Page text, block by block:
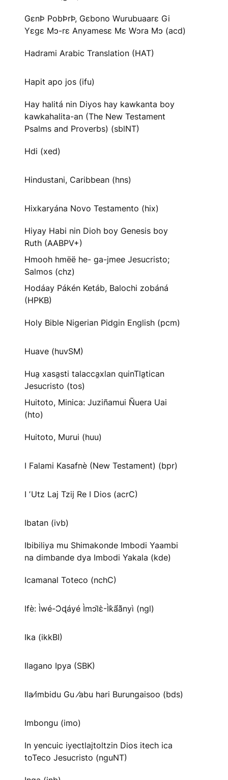
GɛnÞ PobÞrÞ, Gɛbono Wurubuaarɛ Gi
Yɛgɛ Mɔ-rɛ Anyamesɛ Mɛ Wɔra Mɔ (acd)
Hadrami Arabic Translation (HAT)
Hapit apo jos (ifu)
Hay halitá nin Diyos hay kawkanta boy
kawkahalita-an (The New Testament
Psalms and Proverbs) (sblNT)
Hdi (xed)
Hindustani, Caribbean (hns)
Hixkaryána Novo Testamento (hix)
Hiyay Habi nin Dioh boy Genesis boy
Ruth (AABPV+)
Hmooh hmëë he- ga-jmee Jesucristo;
Salmos (chz)
Hodáay Pákén Ketáb, Balochi zobáná
(HPKB)
Holy Bible Nigerian Pidgin English (pcm)
Huave (huvSM)
Hua̱ xasa̱sti talacca̱xlan quinTla̱tican
Jesucristo (tos)
Huitoto, Minica: Juziñamui Ñuera Uai
(hto)
Huitoto, Murui (huu)
I Falami Kasafnè (New Testament) (bpr)
I ʼUtz Laj Tzij Re I Dios (acrC)
Ibatan (ivb)
Ibibiliya mu Shimakonde Imbodi Yaambi
na dimbande dya Imbodi Yakala (kde)
Icamanal Toteco (nchC)
Ifè: Ìwé-Ɔ̀ɖáyé Ìmↄl̀ɛ̀-Ìk̀ã́ã̀nyì (ngl)
Ika (ikkBI)
Ilagano Ipya (SBK)
Ila⁄imbidu Gu ⁄abu hari Burungaisoo (bds)
Imbongu (imo)
In yencuic iyectlajtoltzin Dios itech ica
toTeco Jesucristo (nguNT)